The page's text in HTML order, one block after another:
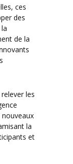
ces
des
de la
les
la
et